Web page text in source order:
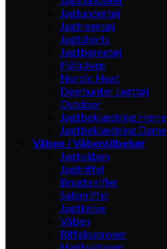
Jagtundertøj
Jagtregntøj
Jagtshorts
Jagtbørnetøj
Fjällräven
Nordic Heat
Deerhunter Jagttøj
Outdoor
Jagtbeklædning Herre
Jagtbeklædning Dame
Våben / Våbentilbehør
Jagtvåben
Jagtriffel
Brugte rifler
Salonriffel
Jagtknive
Våben
Riffelpatroner